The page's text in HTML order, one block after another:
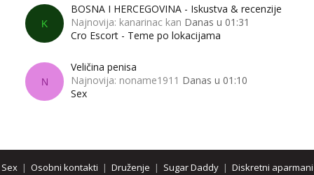
K
BOSNA I HERCEGOVINA - Iskustva & recenzije
Najnovija: kanarinac kan Danas u 01:31
Cro Escort - Teme po lokacijama
N
Veličina penisa
Najnovija: noname1911 Danas u 01:10
Sex
Sex| Osobni kontakti | Druženje | Sugar Daddy| Diskretni aparmani